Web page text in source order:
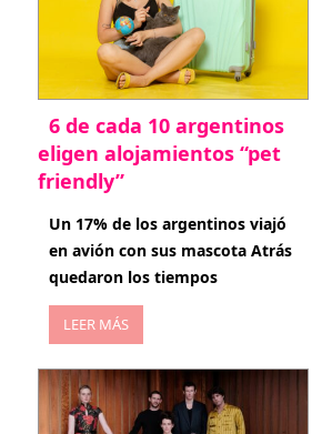
6 de cada 10 argentinos
eligen alojamientos “pet
friendly”
abril 27, 2026
Un 17% de los argentinos viajó
en avión con sus mascota Atrás
quedaron los tiempos
LEER MÁS